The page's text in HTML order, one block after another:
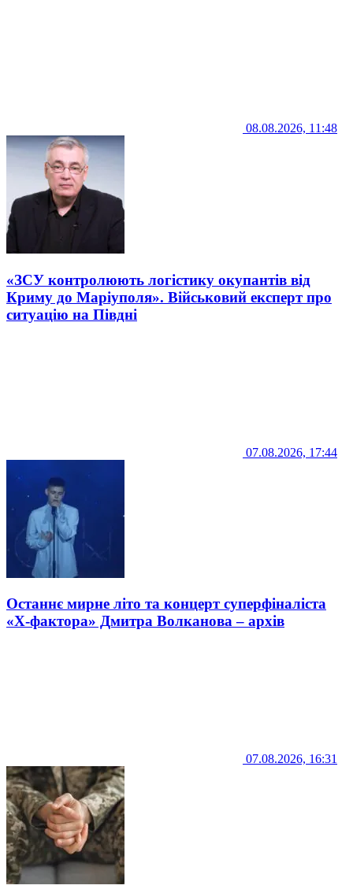
08.08.2026, 11:48
«ЗСУ контролюють логістику окупантів від
Криму до Маріуполя». Військовий експерт про
ситуацію на Півдні
07.08.2026, 17:44
Останнє мирне літо та концерт суперфіналіста
«Х-фактора» Дмитра Волканова – архів
07.08.2026, 16:31